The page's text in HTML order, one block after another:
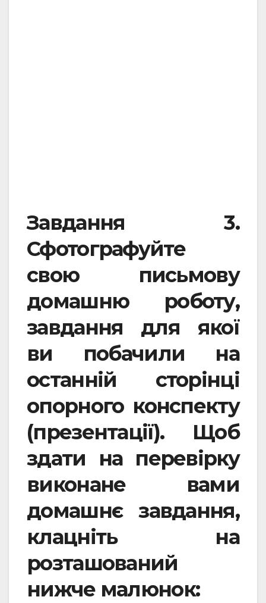
Завдання 3.
Сфотографуйте
свою письмову
домашню роботу,
завдання для якої
ви побачили на
останній сторінці
опорного конспекту
(презентації). Щоб
здати на перевірку
виконане вами
домашнє завдання,
клацніть на
розташований
нижче малюнок: